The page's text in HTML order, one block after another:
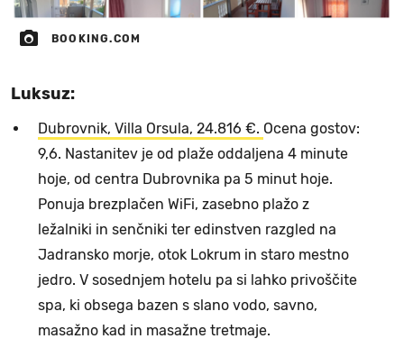
BOOKING.COM
Luksuz:
Dubrovnik, Villa Orsula, 24.816 €. Ocena gostov:
9,6. Nastanitev je od plaže oddaljena 4 minute
hoje, od centra Dubrovnika pa 5 minut hoje.
Ponuja brezplačen WiFi, zasebno plažo z
ležalniki in senčniki ter edinstven razgled na
Jadransko morje, otok Lokrum in staro mestno
jedro. V sosednjem hotelu pa si lahko privoščite
spa, ki obsega bazen s slano vodo, savno,
masažno kad in masažne tretmaje.